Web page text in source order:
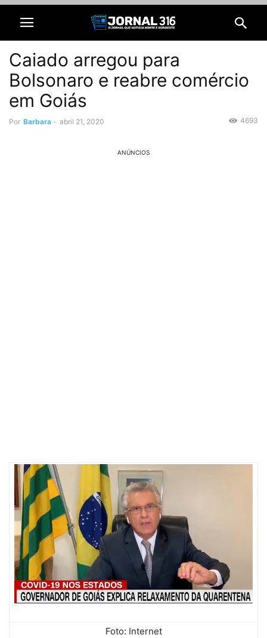
Caiado arregou para
Bolsonaro e reabre comércio
em Goiás
Por Barbara - abril 21, 2020 4693
ANÚNCIOS
Foto: Internet